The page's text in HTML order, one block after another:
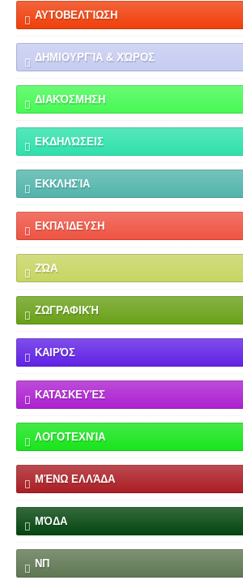
ΑΥΤΟΒΕΛΤΊΩΣΗ
ΔΗΜΙΟΥΡΓΊΑ & ΧΏΡΟΣ
ΔΙΑΚΌΣΜΗΣΗ
ΕΚΔΗΛΏΣΕΙΣ
ΕΚΚΛΗΣΊΑ
ΕΚΠΑΊΔΕΥΣΗ
ΖΏΑ
ΖΩΓΡΑΦΙΚΉ
ΚΑΙΡΌΣ
ΚΑΤΑΣΚΕΥΈΣ
ΛΟΓΟΤΕΧΝΊΑ
ΜΈΝΩ ΕΛΛΆΔΑ
ΜΌΔΑ
ΝΠ